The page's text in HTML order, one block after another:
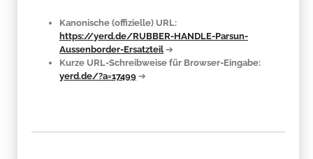
Kanonische (offizielle) URL:
https://yerd.de/RUBBER-HANDLE-Parsun-
Aussenborder-Ersatzteil ➔
Kurze URL-Schreibweise für Browser-Eingabe:
yerd.de/?a=17499 ➔